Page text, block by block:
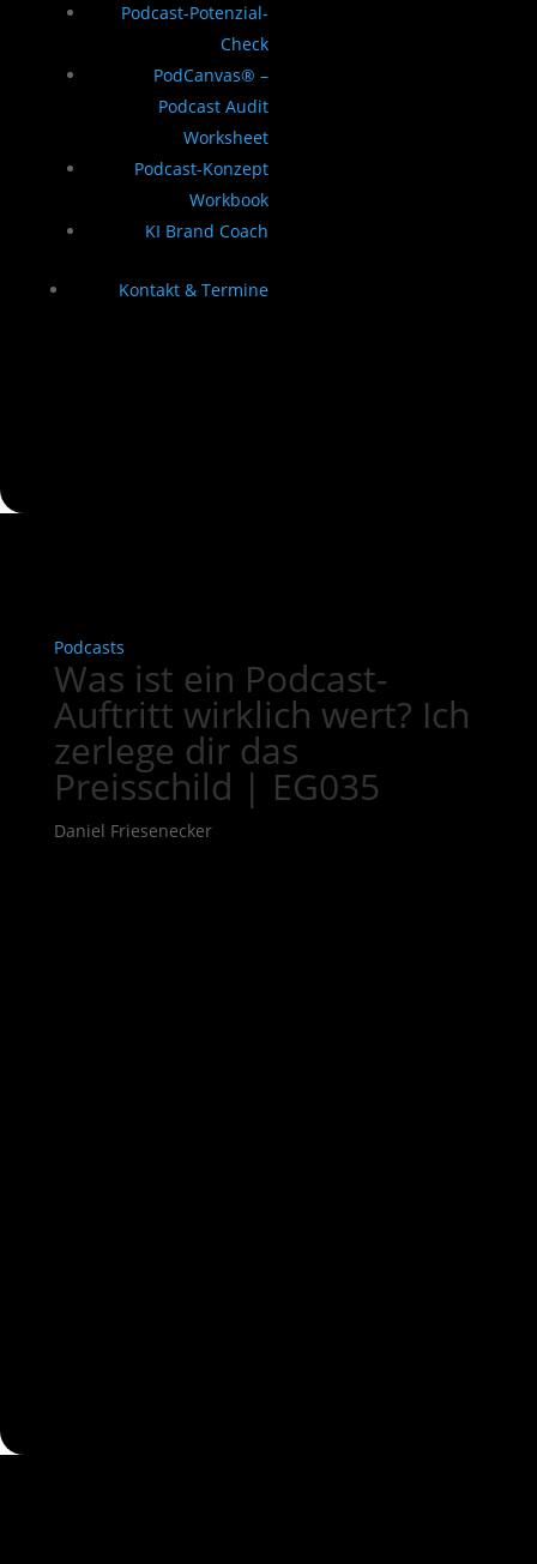
Podcast-Potenzial-
Check
PodCanvas® –
Podcast Audit
Worksheet
Podcast-Konzept
Workbook
KI Brand Coach
Kontakt & Termine
Podcasts
Was ist ein Podcast-
Auftritt wirklich wert? Ich
zerlege dir das
Preisschild | EG035
Daniel Friesenecker